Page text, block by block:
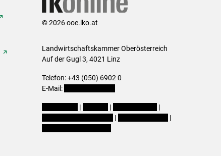
© 2026 ooe.lko.at
Landwirtschaftskammer Oberösterreich
Auf der Gugl 3, 4021 Linz
Telefon: +43 (050) 6902 0
E-Mail:
| |
|
|
|